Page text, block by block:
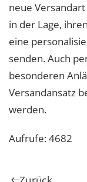
neue
in der Lage,
eine
senden. Auch
besonderen
Versandansatz
werden.
Aufrufe: 4682